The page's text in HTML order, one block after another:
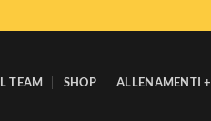
TEAM SHOP ALLENAMENTI +